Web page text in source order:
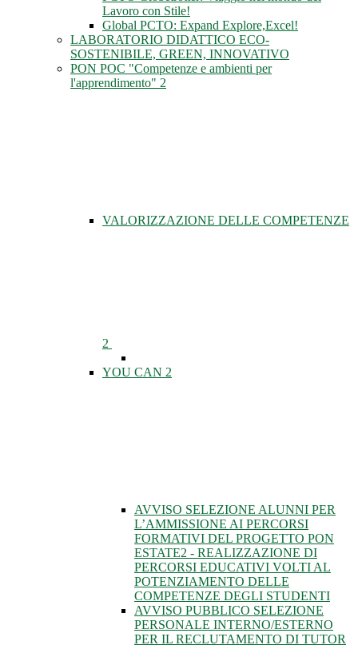
Lavoro con Stile!
Global PCTO: Expand Explore,Excel!
LABORATORIO DIDATTICO ECO-
SOSTENIBILE, GREEN, INNOVATIVO
PON POC "Competenze e ambienti per
l'apprendimento" 2
VALORIZZAZIONE DELLE COMPETENZE
2
YOU CAN 2
AVVISO SELEZIONE ALUNNI PER
L’AMMISSIONE AI PERCORSI
FORMATIVI DEL PROGETTO PON
ESTATE2 - REALIZZAZIONE DI
PERCORSI EDUCATIVI VOLTI AL
POTENZIAMENTO DELLE
COMPETENZE DEGLI STUDENTI
AVVISO PUBBLICO SELEZIONE
PERSONALE INTERNO/ESTERNO
PER IL RECLUTAMENTO DI TUTOR